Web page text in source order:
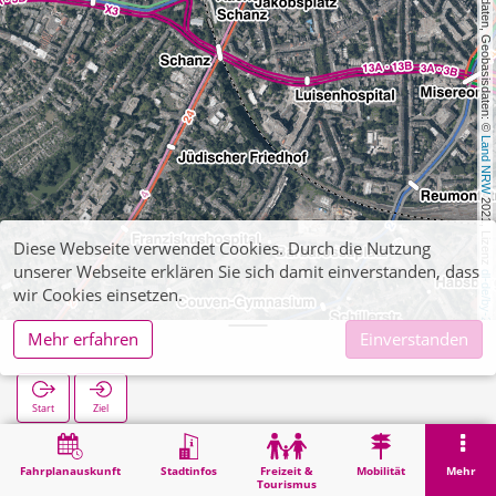
, Kartendaten, Geobasisdaten: ©
Land NRW
2021, Lizenz
dl-de/by-2-0
Fahrplanauskunft Stadtinfos
Freizeit &
Tourismus
Mobilität Mehr
Jakobsplatz
Start Ziel
Suche
Diese Webseite verwendet Cookies. Durch die Nutzung
unserer Webseite erklären Sie sich damit einverstanden, dass
wir Cookies einsetzen.
Mehr erfahren
Einverstanden